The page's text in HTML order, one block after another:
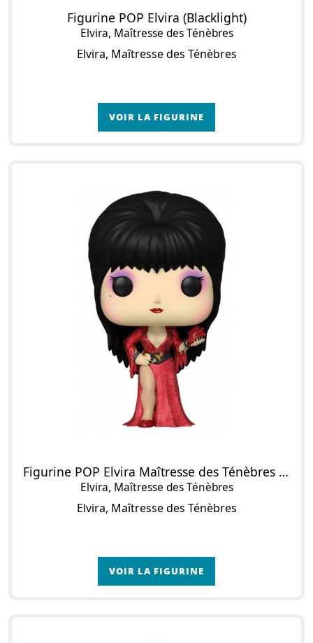
Figurine POP Elvira (Blacklight)
Elvira, Maîtresse des Ténèbres
Elvira, Maîtresse des Ténèbres
VOIR LA FIGURINE
Figurine POP Elvira Maîtresse des Ténèbres (Diamond Glitter)
Elvira, Maîtresse des Ténèbres
Elvira, Maîtresse des Ténèbres
VOIR LA FIGURINE